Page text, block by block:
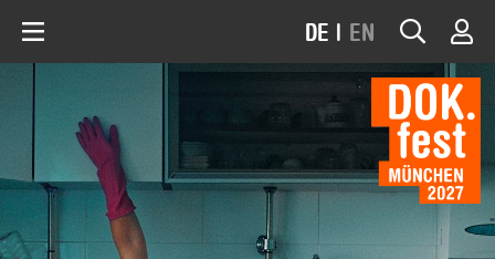
DE | EN